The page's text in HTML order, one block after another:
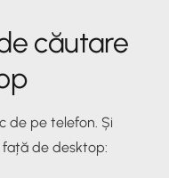
căutare
de pe telefon. Și
de desktop: